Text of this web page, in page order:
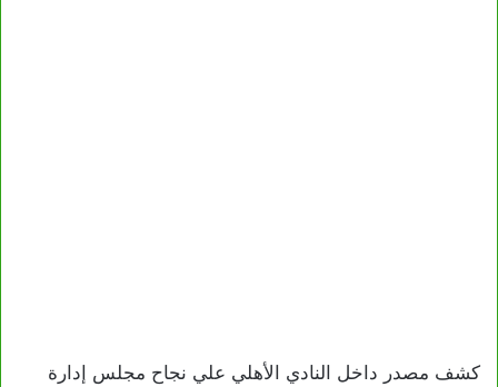
كشف مصدر داخل النادي الأهلي علي نجاح مجلس إدارة